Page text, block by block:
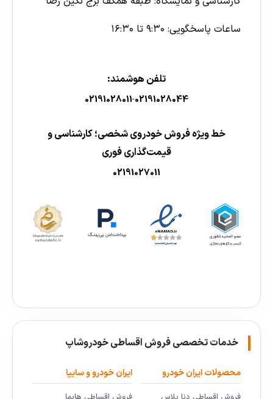
ساعات پاسخگویی: ۹:۳۰ تا ۱۶:۳۰
تلفن هوشمند:
02191028011-02191028044
خط ویژه فروش خودروی شخصی؛ کارشناسی و
قیمت‌گذاری فوری
02191027011
خدمات تخصصی فروش اقساطی خودروشاپ
محصولات ایران خودرو ایران خودرو و سایپا